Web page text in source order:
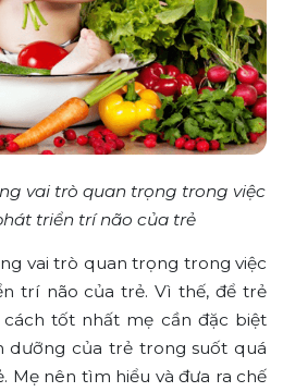
vai trò quan trọng trong việc
triển trí não của trẻ
vai trò quan trọng trong việc
trí não của trẻ. Vì thế, để trẻ
tốt nhất mẹ cần đặc biệt
dưỡng của trẻ trong suốt quá
Mẹ nên tìm hiểu và đưa ra chế